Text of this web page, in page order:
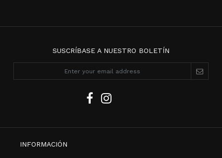
SUSCRÍBASE A NUESTRO BOLETÍN
INFORMACIÓN